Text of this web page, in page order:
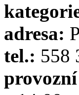
adresa:
tel.: 558